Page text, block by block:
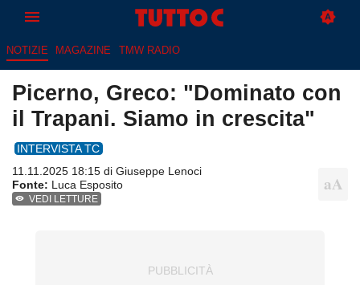
NOTIZIE MAGAZINE TMW RADIO
Picerno, Greco: "Dominato con
il Trapani. Siamo in crescita"
INTERVISTA TC
11.11.2025 18:15 di Giuseppe Lenoci
Fonte: Luca Esposito
VEDI LETTURE